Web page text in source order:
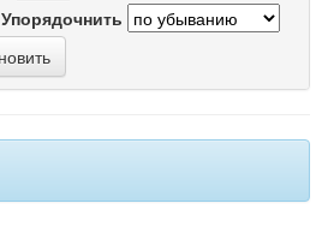
Упорядочнить